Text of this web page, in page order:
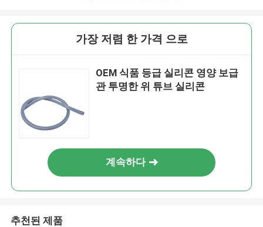
가장 저렴 한 가격 으로
OEM 식품 등급 실리콘 영양 보급
관 투명한 위 튜브 실리콘
계속하다
추천된 제품